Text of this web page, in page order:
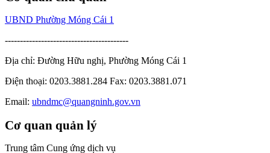
UBND Phường Móng Cái 1
-----------------------------------------
Địa chỉ: Đường Hữu nghị, Phường Móng Cái 1
Điện thoại: 0203.3881.284 Fax: 0203.3881.071
Email: ubndmc@quangninh.gov.vn
Cơ quan quản lý
Trung tâm Cung ứng dịch vụ